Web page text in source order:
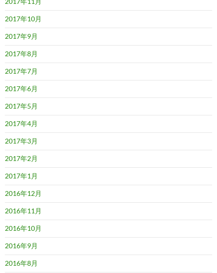
2017年10月
2017年9月
2017年8月
2017年7月
2017年6月
2017年5月
2017年4月
2017年3月
2017年2月
2017年1月
2016年12月
2016年11月
2016年10月
2016年9月
2016年8月